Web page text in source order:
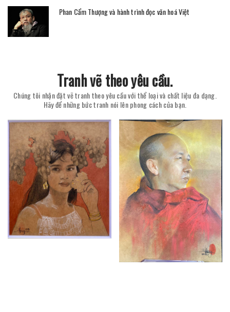
Phan Cẩm Thượng và hành trình đọc văn hoá Việt
Tranh vẽ theo yêu cầu.
Chúng tôi nhận đặt vẽ tranh theo yêu cầu với thể loại và chất liệu đa dạng.
Hãy để những bức tranh nói lên phong cách của bạn.